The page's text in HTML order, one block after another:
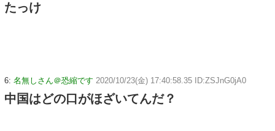
たっけ
6: 名無しさん＠恐縮です 2020/10/23(金) 17:40:58.35 ID:ZSJnG0jA0
中国はどの口がほざいてんだ？